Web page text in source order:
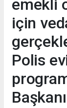
emekli
için
Polis